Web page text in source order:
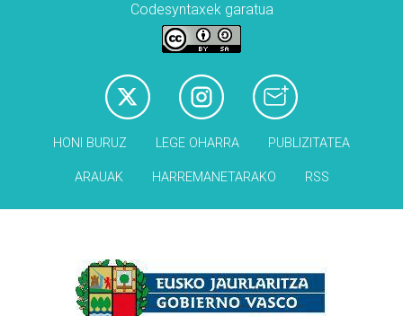
Codesyntaxek garatua
HONI BURUZ LEGE OHARRA PUBLIZITATEA
ARAUAK HARREMANETARAKO RSS